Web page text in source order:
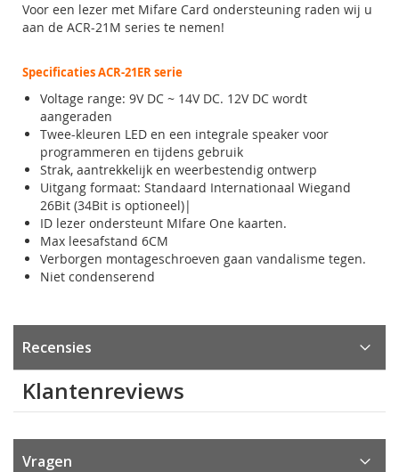
Voor een lezer met Mifare Card ondersteuning raden wij u
aan de ACR-21M series te nemen!
Specificaties ACR-21ER serie
Voltage range: 9V DC ~ 14V DC. 12V DC wordt
aangeraden
Twee-kleuren LED en een integrale speaker voor
programmeren en tijdens gebruik
Strak, aantrekkelijk en weerbestendig ontwerp
Uitgang formaat: Standaard Internationaal Wiegand
26Bit (34Bit is optioneel)|
ID lezer ondersteunt MIfare One kaarten.
Max leesafstand 6CM
Verborgen montageschroeven gaan vandalisme tegen.
Niet condenserend
Recensies
Klantenreviews
Vragen